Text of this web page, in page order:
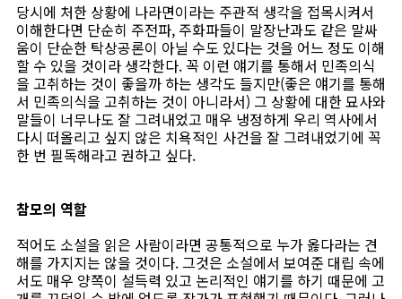
당시에 처한 상황에 나라면이라는 주관적 생각을 접목시켜서
이해한다면 단순히 주전파, 주화파들이 말장난과도 같은 말싸
움이 단순한 탁상공론이 아닐 수도 있다는 것을 어느 정도 이해
할 수 있을 것이라 생각한다. 꼭 이런 얘기를 통해서 민족의식
을 고취하는 것이 좋을까 하는 생각도 들지만(좋은 얘기를 통해
서 민족의식을 고취하는 것이 아니라서) 그 상황에 대한 묘사와
말들이 너무나도 잘 그려내었고 매우 냉정하게 우리 역사에서
다시 떠올리고 싶지 않은 치욕적인 사건을 잘 그려내었기에 꼭
한 번 필독해라고 권하고 싶다.
참모의 역할
적어도 소설을 읽은 사람이라면 공통적으로 누가 옳다라는 견
해를 가지지는 않을 것이다. 그것은 소설에서 보여준 대립 속에
서도 매우 양쪽이 설득력 있고 논리적인 얘기를 하기 때문에 고